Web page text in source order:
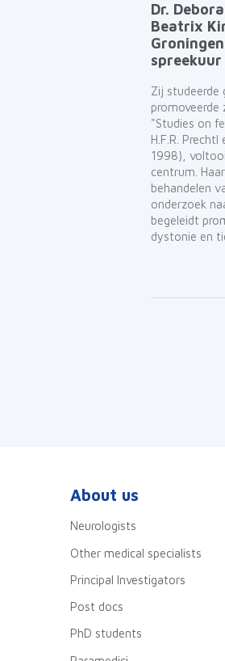
Dr.
Beatrix
Zij studeerde
"Studies on
H.F.R.
1998),
centrum.
behandelen
onderzoek
begeleidt
dystonie en
About us
Neurologists
Other medical specialists
Principal Investigators
Post docs
PhD students